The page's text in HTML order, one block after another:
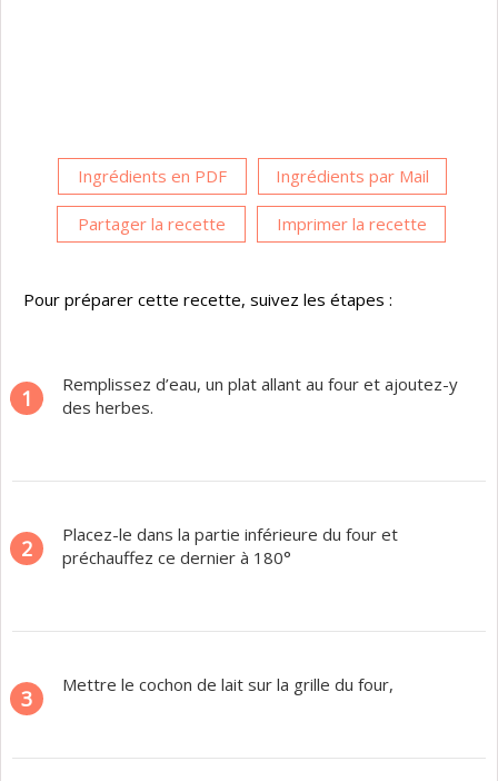
Ingrédients en PDF Ingrédients par Mail
Partager la recette Imprimer la recette
Pour préparer cette recette, suivez les étapes :
1
Remplissez d’eau, un plat allant au four et ajoutez-y
des herbes.
2
Placez-le dans la partie inférieure du four et
préchauffez ce dernier à 180°
3
Mettre le cochon de lait sur la grille du four,